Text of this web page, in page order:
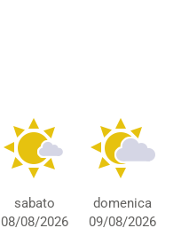
sabato
08/08/2026
domenica
09/08/2026